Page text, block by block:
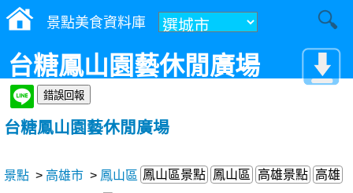
景點美食資料庫
台糖鳳山園藝休閒廣場
台糖鳳山園藝休閒廣場
景點 > 高雄市 > 鳳山區 鳳山區景點 鳳山區 高雄景點 高雄